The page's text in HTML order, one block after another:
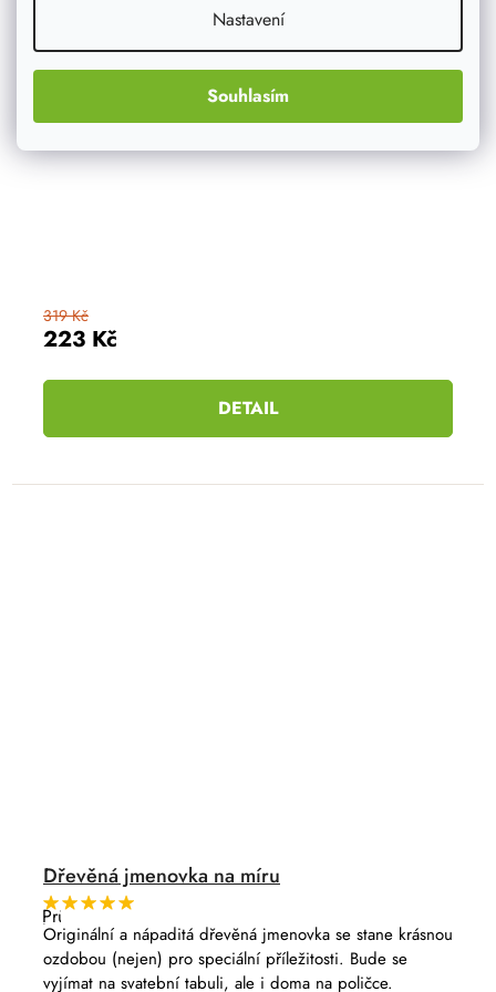
Nastavení
Souhlasím
223 Kč
319 Kč
DETAIL
Dřevěná jmenovka na míru
Průměrné
hodnocení
produktu
je
5,0
Originální a nápaditá dřevěná jmenovka se stane krásnou
ozdobou (nejen) pro speciální příležitosti. Bude se
vyjímat na svatební tabuli, ale i doma na poličce.